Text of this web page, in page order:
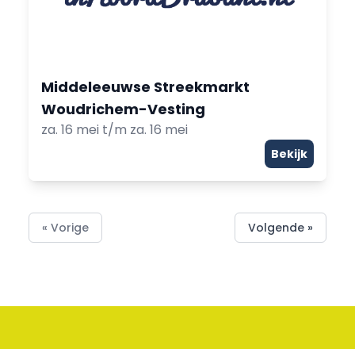
Middeleeuwse Streekmarkt
Woudrichem-Vesting
za. 16 mei t/m za. 16 mei
Bekijk
« Vorige Volgende »